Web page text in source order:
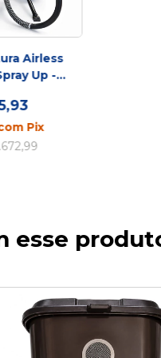
Airless
Up -
Pix
esse